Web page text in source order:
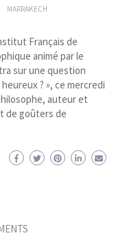
MARRAKECH
Français de
animé par le
sur une question
? », ce mercredi
auteur et
de goûters de